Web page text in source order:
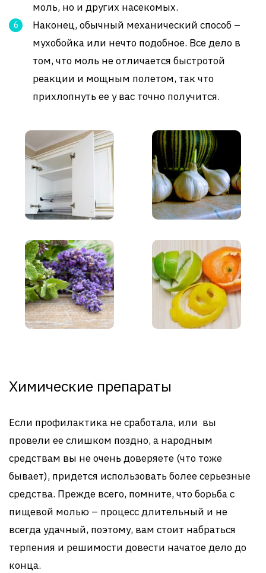
моль, но и других насекомых.
Наконец, обычный механический способ –
мухобойка или нечто подобное. Все дело в
том, что моль не отличается быстротой
реакции и мощным полетом, так что
прихлопнуть ее у вас точно получится.
Химические препараты
Если профилактика не сработала, или вы
провели ее слишком поздно, а народным
средствам вы не очень доверяете (что тоже
бывает), придется использовать более серьезные
средства. Прежде всего, помните, что борьба с
пищевой молью – процесс длительный и не
всегда удачный, поэтому, вам стоит набраться
терпения и решимости довести начатое дело до
конца.